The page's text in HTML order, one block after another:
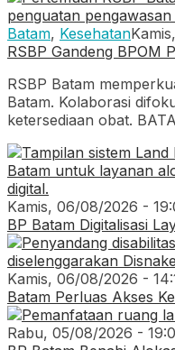
Batam, Kesehatan
RSBP Gandeng BPOM
RSBP Batam
Batam. Kolaborasi
ketersediaan obat.
Kamis, 06/08/2026 -
BP Batam Digitalisasi
Kamis, 06/08/2026 -
Batam Perluas Akses
Rabu, 05/08/2026 -